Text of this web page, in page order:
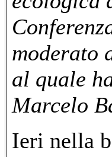
moderato
al quale
Marcelo
Ieri nella